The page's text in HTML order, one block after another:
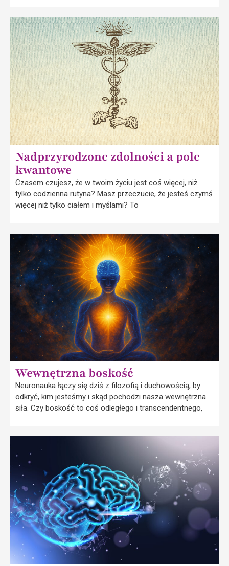
Nadprzyrodzone zdolności a pole
kwantowe
Czasem czujesz, że w twoim życiu jest coś więcej, niż
tylko codzienna rutyna? Masz przeczucie, że jesteś czymś
więcej niż tylko ciałem i myślami? To
Wewnętrzna boskość
Neuronauka łączy się dziś z filozofią i duchowością, by
odkryć, kim jesteśmy i skąd pochodzi nasza wewnętrzna
siła. Czy boskość to coś odległego i transcendentnego,